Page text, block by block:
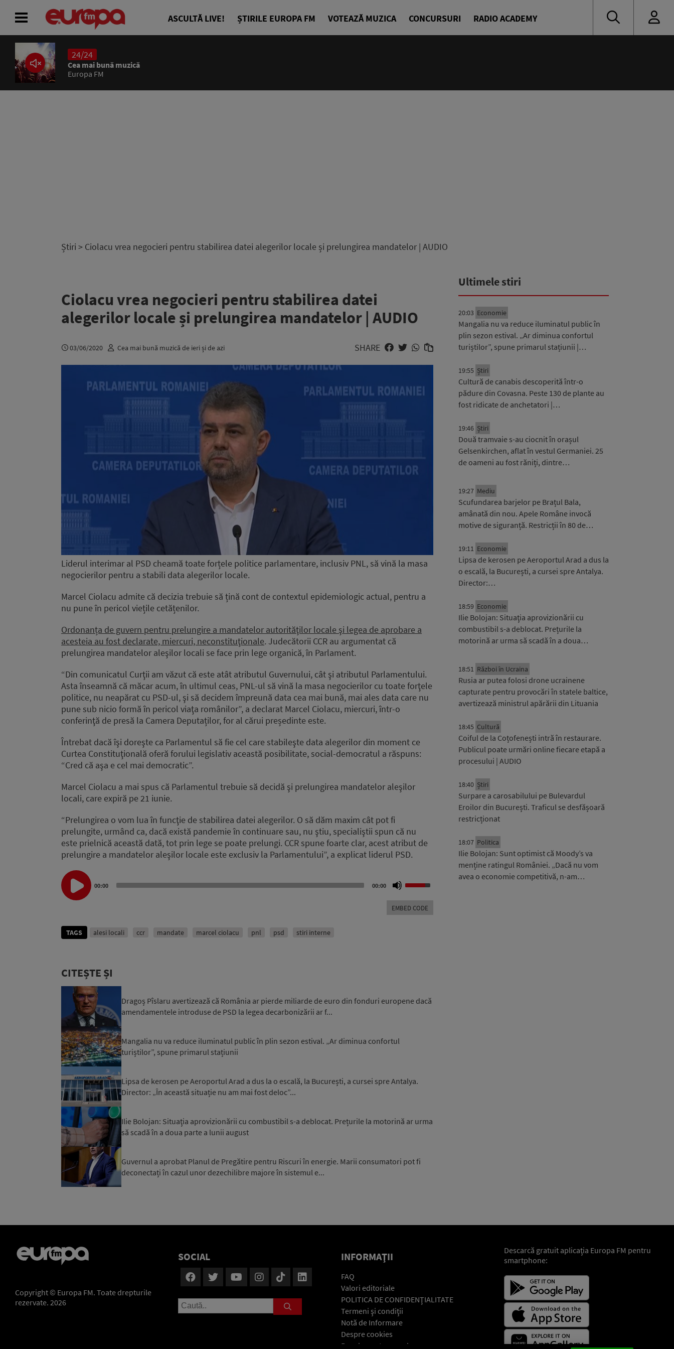
ASCULTĂ LIVE! ȘTIRILE EUROPA FM VOTEAZĂ MUZICA CONCURSURI RADIO ACADEMY
24/24
Cea mai bună muzică
Europa FM
Știri > Ciolacu vrea negocieri pentru stabilirea datei alegerilor locale și prelungirea mandatelor | AUDIO
Ciolacu vrea negocieri pentru stabilirea datei
alegerilor locale și prelungirea mandatelor | AUDIO
03/06/2020 Cea mai bună muzică de ieri și de azi SHARE
Liderul interimar al PSD cheamă toate forțele politice parlamentare, inclusiv PNL, să vină la masa
negocierilor pentru a stabili data alegerilor locale.
Marcel Ciolacu admite că decizia trebuie să țină cont de contextul epidemiologic actual, pentru a
nu pune în pericol viețile cetățenilor.
Ordonanța de guvern pentru prelungire a mandatelor autorităţilor locale şi legea de aprobare a
acesteia au fost declarate, miercuri, neconstituţionale. Judecătorii CCR au argumentat că
prelungirea mandatelor aleşilor locali se face prin lege organică, în Parlament.
“Din comunicatul Curţii am văzut că este atât atributul Guvernului, cât şi atributul Parlamentului.
Asta înseamnă că măcar acum, în ultimul ceas, PNL-ul să vină la masa negocierilor cu toate forţele
politice, nu neapărat cu PSD-ul, şi să decidem împreună data cea mai bună, mai ales data care nu
pune sub nicio formă în pericol viaţa românilor”, a declarat Marcel Ciolacu, miercuri, într-o
conferinţă de presă la Camera Deputaților, for al cărui președinte este.
Întrebat dacă îşi doreşte ca Parlamentul să fie cel care stabileşte data alegerilor din moment ce
Curtea Constituţională oferă forului legislativ această posibilitate, social-democratul a răspuns:
“Cred că aşa e cel mai democratic”.
Marcel Ciolacu a mai spus că Parlamentul trebuie să decidă şi prelungirea mandatelor aleşilor
locali, care expiră pe 21 iunie.
“Prelungirea o vom lua în funcţie de stabilirea datei alegerilor. O să dăm maxim cât pot fi
prelungite, urmând ca, dacă există pandemie în continuare sau, nu ştiu, specialiştii spun că nu
este prielnică această dată, tot prin lege se poate prelungi. CCR spune foarte clar, acest atribut de
prelungire a mandatelor aleşilor locale este exclusiv la Parlamentului”, a explicat liderul PSD.
Audio
Player
00:00 00:00
Up/Down
keys
EMBED CODE
TAGS alesi locali ccr mandate marcel ciolacu pnl psd stiri interne
CITEȘTE ȘI
Dragoș Pîslaru avertizează că România ar pierde miliarde de euro din fonduri europene dacă
amendamentele introduse de PSD la legea decarbonizării ar f...
Mangalia nu va reduce iluminatul public în plin sezon estival. „Ar diminua confortul
turiștilor”, spune primarul stațiunii
Lipsa de kerosen pe Aeroportul Arad a dus la o escală, la București, a cursei spre Antalya.
Director: „În această situație nu am mai fost deloc”...
Ilie Bolojan: Situaţia aprovizionării cu combustibil s-a deblocat. Prețurile la motorină ar urma
să scadă în a doua parte a lunii august
Guvernul a aprobat Planul de Pregătire pentru Riscuri în energie. Marii consumatori pot fi
deconectați în cazul unor dezechilibre majore în sistemul e...
Ultimele stiri
20:03 Economie
Mangalia nu va reduce iluminatul public în
plin sezon estival. „Ar diminua confortul
turiștilor”, spune primarul stațiunii |…
19:55 Știri
Cultură de canabis descoperită într-o
pădure din Covasna. Peste 130 de plante au
fost ridicate de anchetatori |…
19:46 Știri
Două tramvaie s-au ciocnit în orașul
Gelsenkirchen, aflat în vestul Germaniei. 25
de oameni au fost răniți, dintre…
19:27 Mediu
Scufundarea barjelor pe Brațul Bala,
amânată din nou. Apele Române invocă
motive de siguranță. Restricții în 80 de…
19:11 Economie
Lipsa de kerosen pe Aeroportul Arad a dus la
o escală, la București, a cursei spre Antalya.
Director:…
18:59 Economie
Ilie Bolojan: Situaţia aprovizionării cu
combustibil s-a deblocat. Prețurile la
motorină ar urma să scadă în a doua…
18:51 Război în Ucraina
Rusia ar putea folosi drone ucrainene
capturate pentru provocări în statele baltice,
avertizează ministrul apărării din Lituania
18:45 Cultură
Coiful de la Coțofenești intră în restaurare.
Publicul poate urmări online fiecare etapă a
procesului | AUDIO
18:40 Știri
Surpare a carosabilului pe Bulevardul
Eroilor din București. Traficul se desfășoară
restricționat
18:07 Politica
Ilie Bolojan: Sunt optimist că Moody’s va
menține ratingul României. „Dacă nu vom
avea o economie competitivă, n-am…
Copyright © Europa FM. Toate drepturile
rezervate. 2026
SOCIAL INFORMAŢII
FAQ
Valori editoriale
POLITICA DE CONFIDENŢIALITATE
Termeni şi condiţii
Notă de Informare
Despre cookies
Regulament general
Descarcă gratuit aplicaţia Europa FM pentru
smartphone:
ACASĂ
ȘTIRI